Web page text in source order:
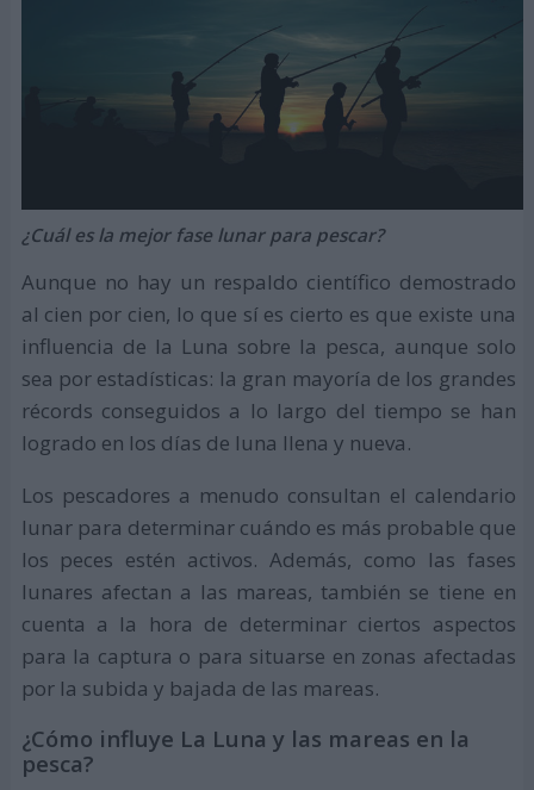
¿Cuál es la mejor fase lunar para pescar?
Aunque no hay un respaldo científico demostrado
al cien por cien, lo que sí es cierto es que existe una
influencia de la Luna sobre la pesca, aunque solo
sea por estadísticas: la gran mayoría de los grandes
récords conseguidos a lo largo del tiempo se han
logrado en los días de luna llena y nueva.
Los pescadores a menudo consultan el calendario
lunar para determinar cuándo es más probable que
los peces estén activos. Además, como las fases
lunares afectan a las mareas, también se tiene en
cuenta a la hora de determinar ciertos aspectos
para la captura o para situarse en zonas afectadas
por la subida y bajada de las mareas.
¿Cómo influye La Luna y las mareas en la
pesca?